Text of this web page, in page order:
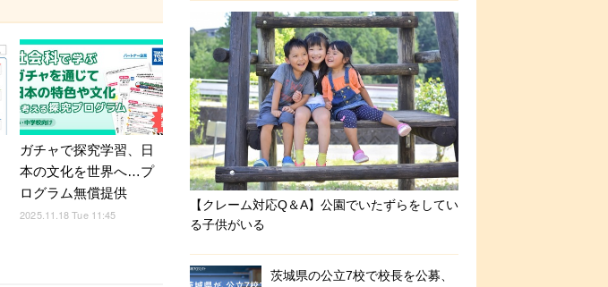
ガチャで探究学習、日
本の文化を世界へ…プ
ログラム無償提供
2025.11.18 Tue 11:45
【クレーム対応Q＆A】公園でいたずらをしてい
る子供がいる
茨城県の公立7校で校長を公募、